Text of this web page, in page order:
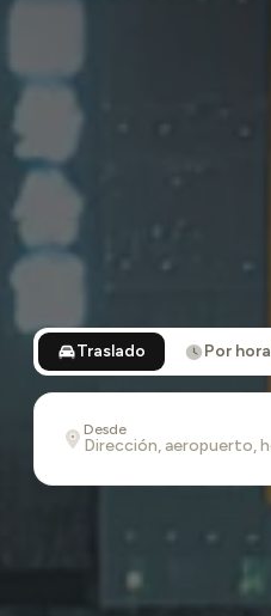
Traslado Por hora
Desde